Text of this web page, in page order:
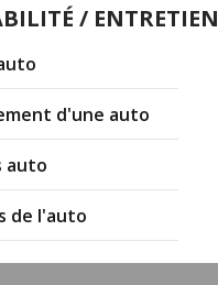
/ ENTRETIEN
d'une auto
auto
de l'auto